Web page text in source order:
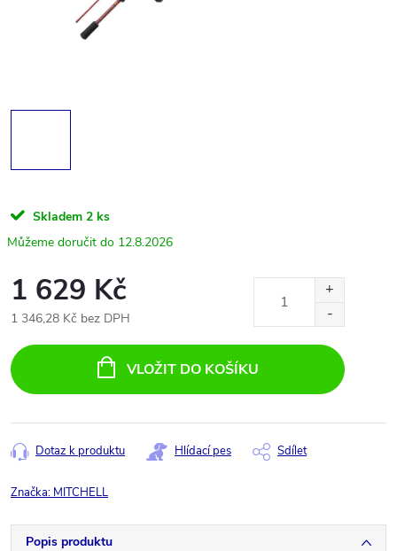
Skladem 2 ks
12.8.2026
1 629 Kč
1 346,28 Kč bez DPH
cena:
VLOŽIT DO KOŠÍKU
Dotaz k produktu Hlídací pes Sdílet
Značka: MITCHELL
Popis produktu